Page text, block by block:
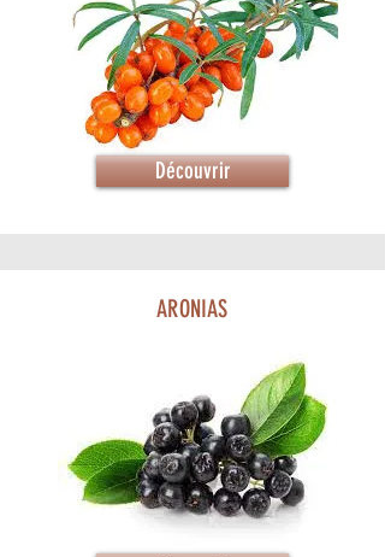
Découvrir
ARONIAS